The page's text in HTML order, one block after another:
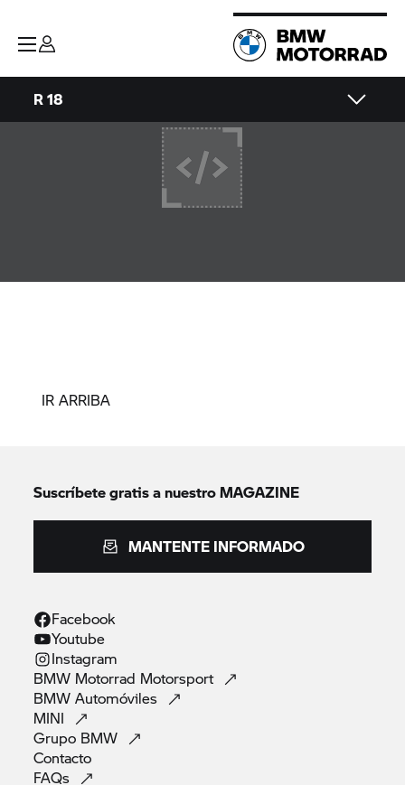
R 18
IR ARRIBA
Suscríbete gratis a nuestro MAGAZINE
MANTENTE INFORMADO
Facebook
Youtube
Instagram
BMW Motorrad Motorsport
BMWAutomóviles
MINI
Grupo BMW
Contacto
FAQs